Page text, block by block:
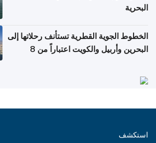
البحرية
الخطوط الجوية القطرية تستأنف رحلاتها إلى
البحرين وأربيل والكويت اعتباراً من 8
استكشف